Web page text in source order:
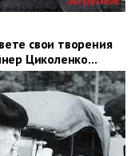
свои творения
Циколенко...